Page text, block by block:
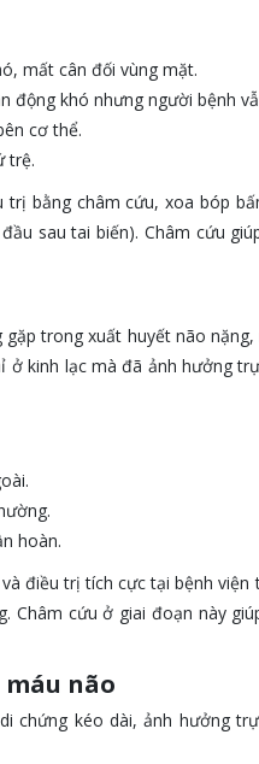
mất cân đối vùng mặt.
động khó nhưng người bệnh
cơ thể.
trệ.
bằng châm cứu, xoa bóp
sau tai biến). Châm cứu
trong xuất huyết não
kinh lạc mà đã ảnh hưởng
hoàn.
điều trị tích cực tại bệnh
cứu ở giai đoạn này
não
chứng kéo dài, ảnh hưởng